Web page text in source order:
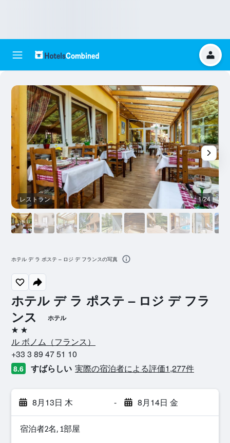
ホテル デ ラ ポステ – ロジ デ フラ
ンス
ホテル
2つ星
ル ボノム​（フランス​）​
+33 3 89 47 51 10
8.6 すばらしい 実際の宿泊者による評価1,277​件
8月13日 木 - 8月14日 金
宿泊者2名, 1​部屋
レストラン 1/24
ホテル デ ラ ポステ – ロジ デ フランスの写真